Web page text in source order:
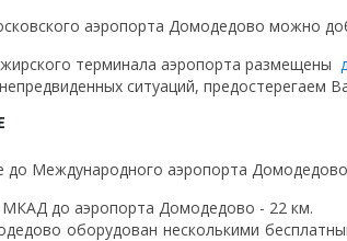
аэропорта Домодедово можно
терминала аэропорта размещены
ситуаций, предостерегаем
до Международного аэропорта
МКАД до аэропорта Домодедово - 22 км.
оборудован несколькими